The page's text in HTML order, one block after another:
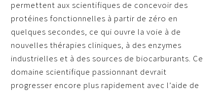
permettent aux scientifiques de concevoir des
protéines fonctionnelles à partir de zéro en
quelques secondes, ce qui ouvre la voie à de
nouvelles thérapies cliniques, à des enzymes
industrielles et à des sources de biocarburants. Ce
domaine scientifique passionnant devrait
progresser encore plus rapidement avec l’aide de